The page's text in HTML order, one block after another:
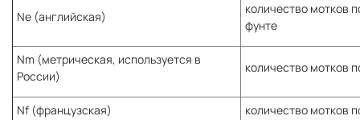
Ne (английская)
количество мотков
фунте
Nm (метрическая, используется в
России)
количество мотков
Nf (французская) количество мотков